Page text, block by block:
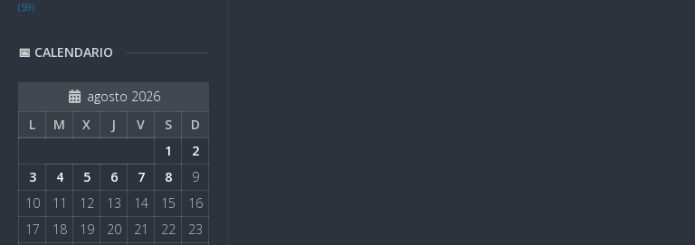
(59)
📅 CALENDARIO
agosto 2026
L
M X J V S
D
1
2
3
4 5 6 7 8
9
10
11 12 13 14 15
16
17
18 19 20 21 22
23